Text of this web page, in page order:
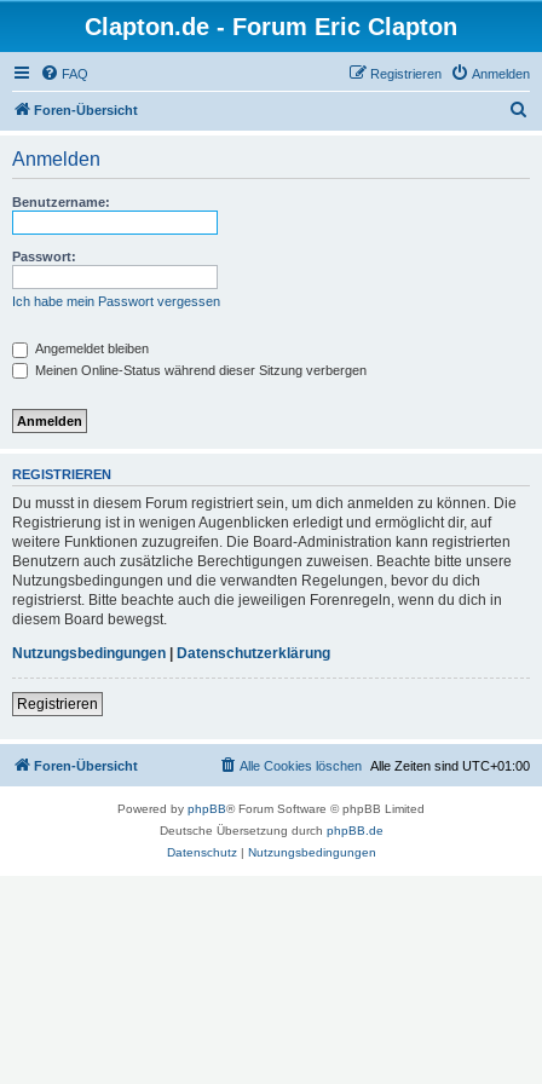
Clapton.de - Forum Eric Clapton
FAQ Anmelden
Registrieren
Foren-Übersicht
Anmelden
Benutzername:
Passwort:
Ich habe mein Passwort vergessen
Angemeldet bleiben
Meinen Online-Status während dieser Sitzung verbergen
REGISTRIEREN
Du musst in diesem Forum registriert sein, um dich anmelden zu können. Die
Registrierung ist in wenigen Augenblicken erledigt und ermöglicht dir, auf
weitere Funktionen zuzugreifen. Die Board-Administration kann registrierten
Benutzern auch zusätzliche Berechtigungen zuweisen. Beachte bitte unsere
Nutzungsbedingungen und die verwandten Regelungen, bevor du dich
registrierst. Bitte beachte auch die jeweiligen Forenregeln, wenn du dich in
diesem Board bewegst.
Nutzungsbedingungen | Datenschutzerklärung
Registrieren
Foren-Übersicht Alle Zeiten sind UTC+01:00
Alle Cookies löschen
Powered by phpBB® Forum Software © phpBB Limited
Deutsche Übersetzung durch phpBB.de
Datenschutz| Nutzungsbedingungen